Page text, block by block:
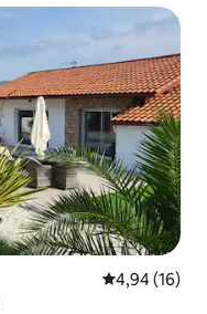
Évaluation
4,94 (16)